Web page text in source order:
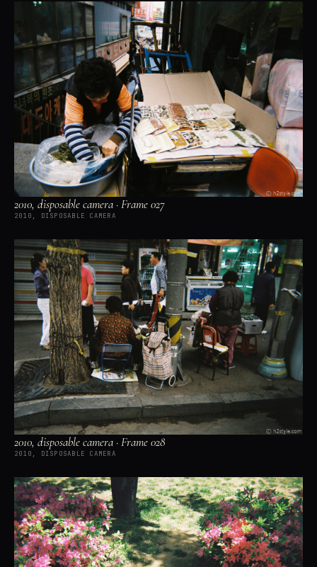
2010, disposable camera · Frame 027
2010, DISPOSABLE CAMERA
2010, disposable camera · Frame 028
2010, DISPOSABLE CAMERA